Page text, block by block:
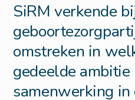
SiRM verkende
omstreken in
gedeelde ambitie
samenwerking in